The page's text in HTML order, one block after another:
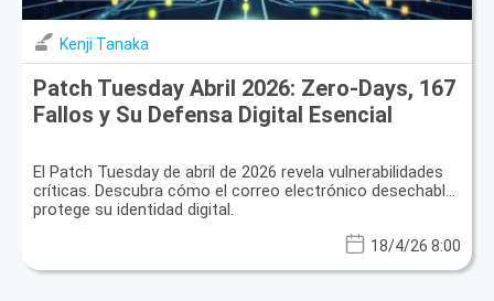
Kenji Tanaka
Patch Tuesday Abril 2026: Zero-Days, 167
Fallos y Su Defensa Digital Esencial
El Patch Tuesday de abril de 2026 revela vulnerabilidades
críticas. Descubra cómo el correo electrónico desechable
protege su identidad digital.
18/4/26 8:00